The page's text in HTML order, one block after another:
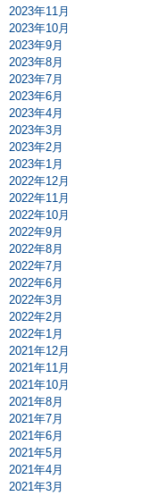
2023年11月
2023年10月
2023年9月
2023年8月
2023年7月
2023年6月
2023年4月
2023年3月
2023年2月
2023年1月
2022年12月
2022年11月
2022年10月
2022年9月
2022年8月
2022年7月
2022年6月
2022年3月
2022年2月
2022年1月
2021年12月
2021年11月
2021年10月
2021年8月
2021年7月
2021年6月
2021年5月
2021年4月
2021年3月